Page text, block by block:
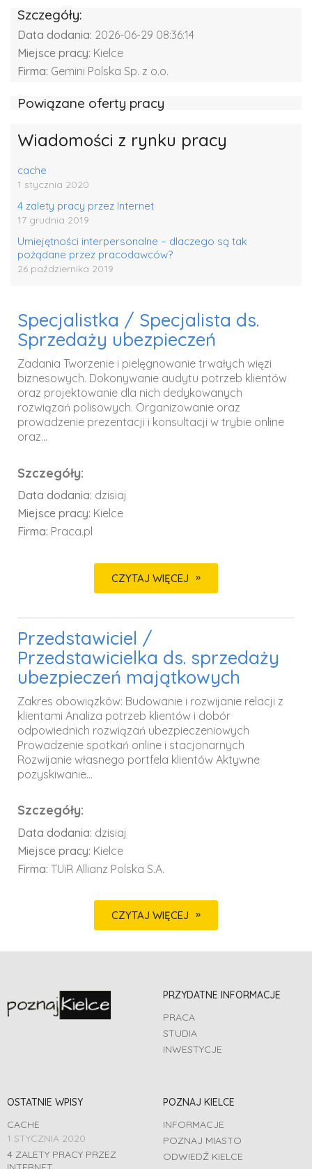
Szczegóły:
Data dodania: 2026-06-29 08:36:14
Miejsce pracy: Kielce
Firma: Gemini Polska Sp. z o.o.
Powiązane oferty pracy
Wiadomości z rynku pracy
cache
1 stycznia 2020
4 zalety pracy przez Internet
17 grudnia 2019
Umiejętności interpersonalne – dlaczego są tak
pożądane przez pracodawców?
26 października 2019
Specjalistka / Specjalista ds.
Sprzedaży ubezpieczeń
Zadania Tworzenie i pielęgnowanie trwałych więzi
biznesowych. Dokonywanie audytu potrzeb klientów
oraz projektowanie dla nich dedykowanych
rozwiązań polisowych. Organizowanie oraz
prowadzenie prezentacji i konsultacji w trybie online
oraz...
Szczegóły:
Data dodania: dzisiaj
Miejsce pracy: Kielce
Firma: Praca.pl
CZYTAJ WIĘCEJ
Przedstawiciel /
Przedstawicielka ds. sprzedaży
ubezpieczeń majątkowych
Zakres obowiązków: Budowanie i rozwijanie relacji z
klientami Analiza potrzeb klientów i dobór
odpowiednich rozwiązań ubezpieczeniowych
Prowadzenie spotkań online i stacjonarnych
Rozwijanie własnego portfela klientów Aktywne
pozyskiwanie...
Szczegóły:
Data dodania: dzisiaj
Miejsce pracy: Kielce
Firma: TUiR Allianz Polska S.A.
CZYTAJ WIĘCEJ
PRZYDATNE INFORMACJE
PRACA
STUDIA
INWESTYCJE
OSTATNIE WPISY
CACHE
1 STYCZNIA 2020
4 ZALETY PRACY PRZEZ
POZNAJ KIELCE
INFORMACJE
POZNAJ MIASTO
ODWIEDŹ KIELCE